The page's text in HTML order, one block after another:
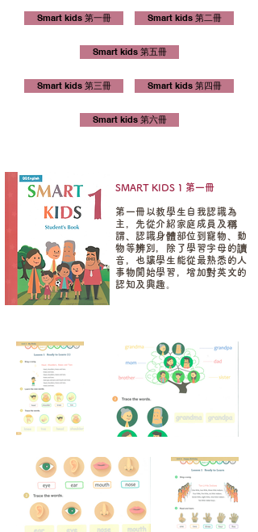
Smart kids 第一冊 Smart kids 第二冊
Smart kids 第五冊
Smart kids 第三冊 Smart kids 第四冊
Smart kids 第六冊
SMART KIDS 1​ 第一冊
第一冊以教學生自我認識為
主，先從介紹家庭成員及稱
謂、認識身體部位到寵物、動
物等辨別，除了學習字母的讀
音，也讓學生能從最熟悉的人
事物開始學習，增加對英文的
認知及興趣。